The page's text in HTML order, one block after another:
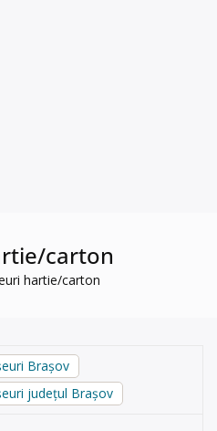
carton
hartie/carton
Brașov
județul Brașov